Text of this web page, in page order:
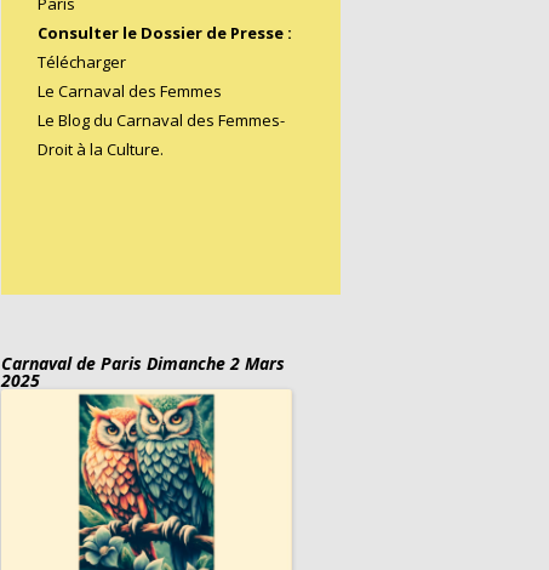
Consulter le Dossier de Presse :
Télécharger
Le Carnaval des Femmes
Le Blog du Carnaval des Femmes-
Droit à la Culture.
Carnaval de Paris Dimanche 2 Mars
2025